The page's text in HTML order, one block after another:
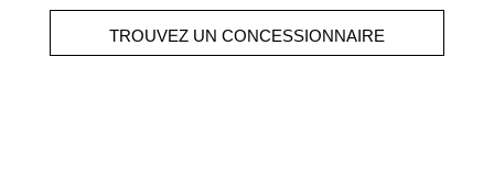
TROUVEZ UN CONCESSIONNAIRE